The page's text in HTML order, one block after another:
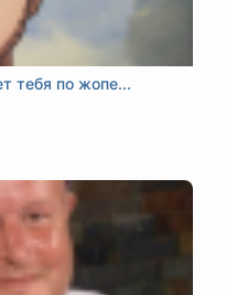
тебя по жопе...